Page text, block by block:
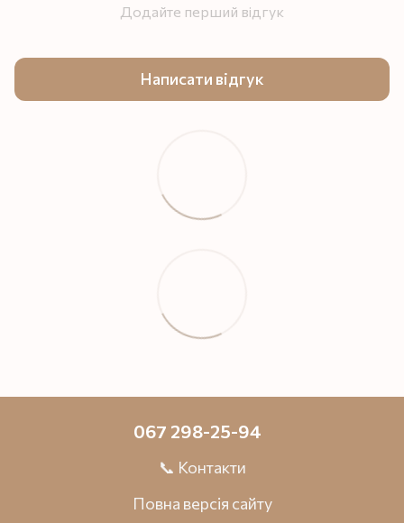
Додайте перший відгук
Написати відгук
067 298-25-94
📞 Контакти
Повна версія сайту